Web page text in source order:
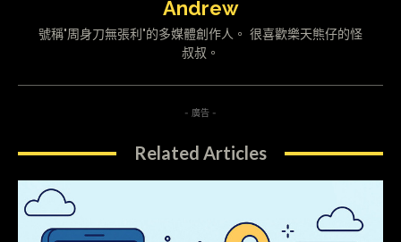
Andrew
號稱"周身刀無張利"的多媒體創作人。 很喜歡樂天熊仔的怪
叔叔。
- 廣告 -
Related Articles